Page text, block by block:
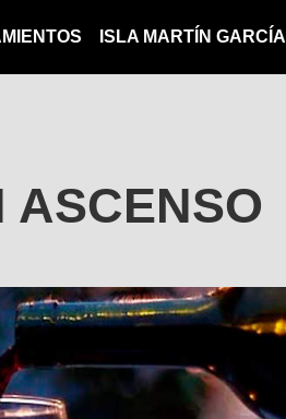
ISLA MARTÍN GARCÍA
ASCENSO